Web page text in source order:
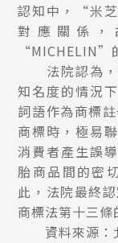
認知中，“米
對應關係
“MICHELIN”
法院認為，
知名度的情況
詞語作為商標
商標時，極易
消費者產生誤
胎商品間的密
此，法院最終
商標法第十三條
資料來源：